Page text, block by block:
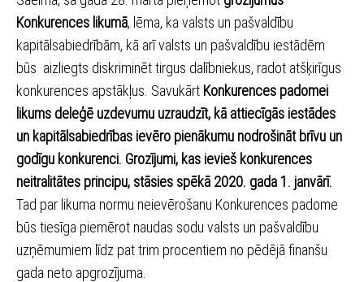
Konkurences likumā, lēma, ka valsts un pašvaldību
kapitālsabiedrībām, kā arī valsts un pašvaldību iestādēm
būs aizliegts diskriminēt tirgus dalībniekus, radot atšķirīgus
konkurences apstākļus. Savukārt Konkurences padomei
likums deleģē uzdevumu uzraudzīt, kā attiecīgās iestādes
un kapitālsabiedrības ievēro pienākumu nodrošināt brīvu un
godīgu konkurenci. Grozījumi, kas ievieš konkurences
neitralitātes principu, stāsies spēkā 2020. gada 1. janvārī.
Tad par likuma normu neievērošanu Konkurences padome
būs tiesīga piemērot naudas sodu valsts un pašvaldību
uzņēmumiem līdz pat trim procentiem no pēdējā finanšu
gada neto apgrozījuma.